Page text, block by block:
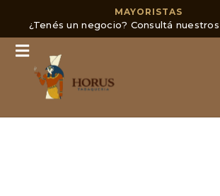
MAYORISTAS
¿Tenés un negocio? Consultá